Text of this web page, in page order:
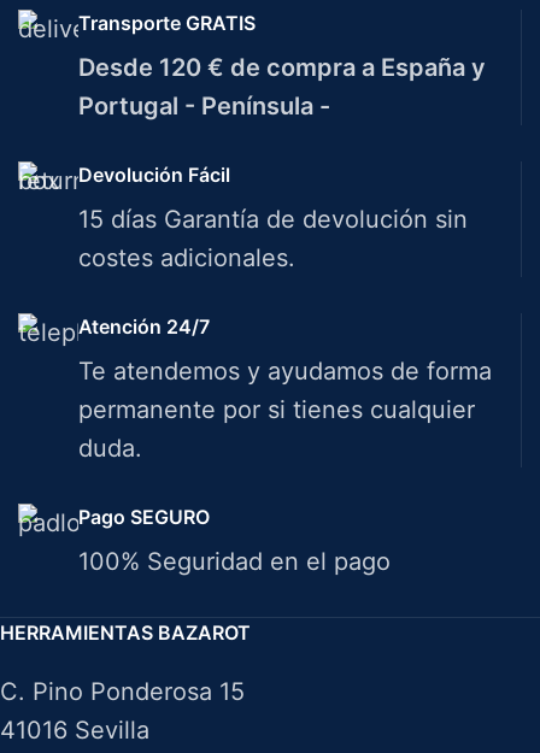
Transporte GRATIS
Desde 120 € de compra a España y
Portugal - Península -
Devolución Fácil
15 días Garantía de devolución sin
costes adicionales.
Atención 24/7
Te atendemos y ayudamos de forma
permanente por si tienes cualquier
duda.
Pago SEGURO
100% Seguridad en el pago
HERRAMIENTAS BAZAROT
C. Pino Ponderosa 15
41016 Sevilla